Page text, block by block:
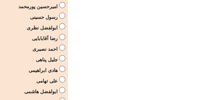
امیرحسین پورمحمد
رسول حسینی
ابولفضل نظری
رضا آقابابایی
احمد نصیری
جلیل پناهی
هادی ابراهیمی
علی تهامی
ابولفضل هاشمی